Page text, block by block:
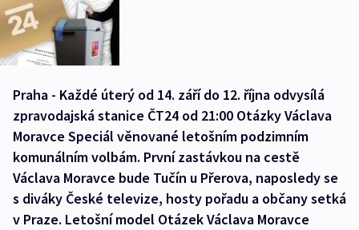
Praha - Každé úterý od 14. září do 12. října odvysílá
zpravodajská stanice ČT24 od 21:00 Otázky Václava
Moravce Speciál věnované letošním podzimním
komunálním volbám. První zastávkou na cestě
Václava Moravce bude Tučín u Přerova, naposledy se
s diváky České televize, hosty pořadu a občany setká
v Praze. Letošní model Otázek Václava Moravce